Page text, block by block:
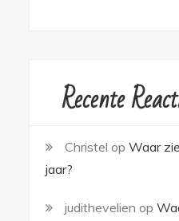
Recente
Christel op Waar
jaar?
judithevelien op